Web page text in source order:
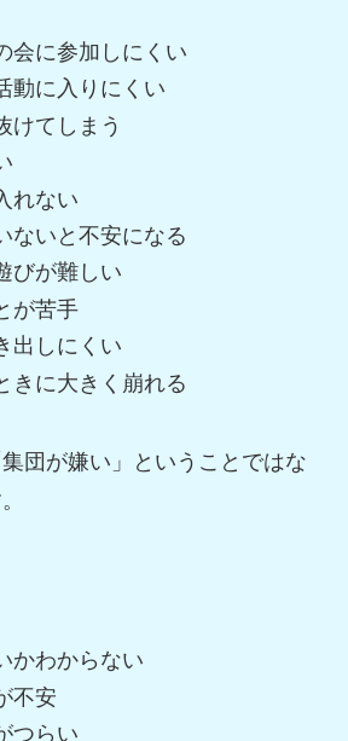
会に参加しにくい
動に入りにくい
けてしまう
れない
ないと不安になる
びが難しい
が苦手
出しにくい
きに大きく崩れる
団が嫌い」ということではな
かわからない
不安
つらい